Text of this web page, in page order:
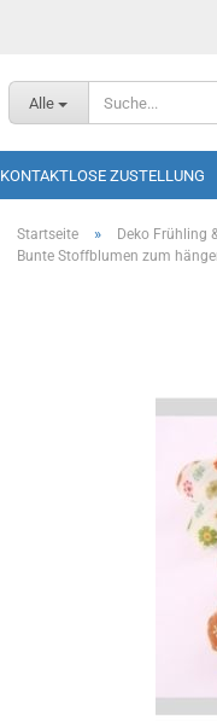
Alle
KONTAKTLOSE ZUSTELLUNG
Startseite » Deko Frühling
Bunte Stoffblumen zum